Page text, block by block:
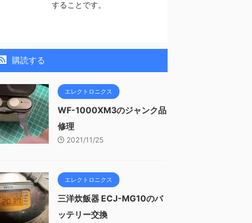
することです。
購読する
エレクトロニクス
WF-1000XM3のジャンク品
修理
2021/11/25
エレクトロニクス
三洋炊飯器 ECJ-MG10のバ
ッテリー交換